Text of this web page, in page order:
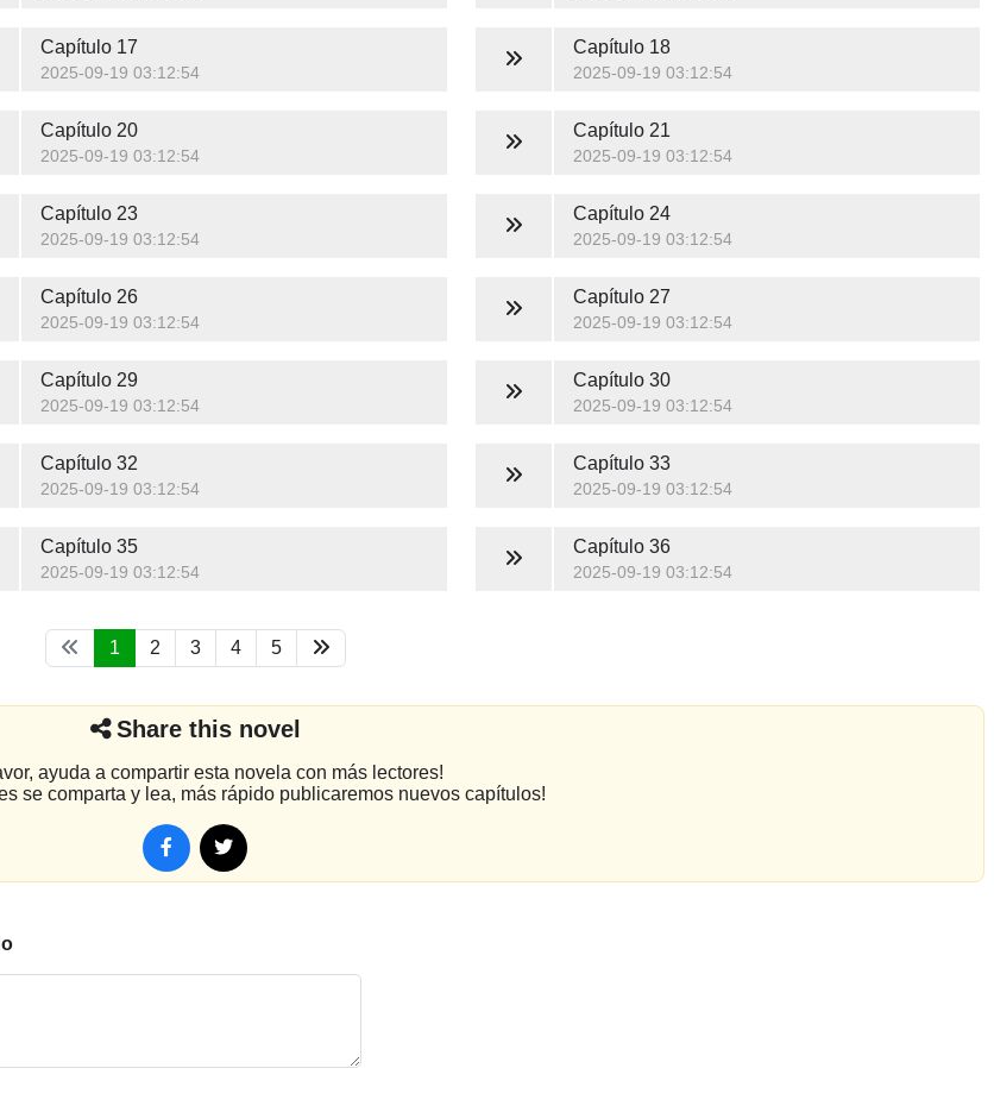
Capítulo 17
2025-09-19 03:12:54
Capítulo 18
2025-09-19 03:12:54
Capítulo 20
2025-09-19 03:12:54
Capítulo 21
2025-09-19 03:12:54
Capítulo 23
2025-09-19 03:12:54
Capítulo 24
2025-09-19 03:12:54
Capítulo 26
2025-09-19 03:12:54
Capítulo 27
2025-09-19 03:12:54
Capítulo 29
2025-09-19 03:12:54
Capítulo 30
2025-09-19 03:12:54
Capítulo 32
2025-09-19 03:12:54
Capítulo 33
2025-09-19 03:12:54
Capítulo 35
2025-09-19 03:12:54
Capítulo 36
2025-09-19 03:12:54
1 2 3 4 5
Share this novel
ayuda a compartir esta novela con más lectores!
se comparta y lea, más rápido publicaremos nuevos capítulos!